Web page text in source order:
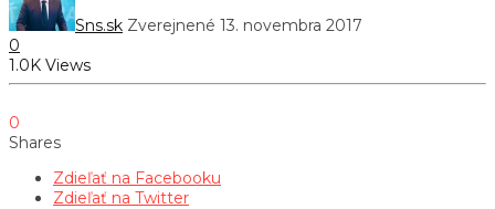
Sns.sk Zverejnené 13. novembra 2017
0
1.0K Views
0
Shares
Zdieľať na Facebooku
Zdieľať na Twitter